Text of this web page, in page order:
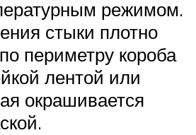
режимом.
стыки плотно
периметру короба
лентой или
окрашивается